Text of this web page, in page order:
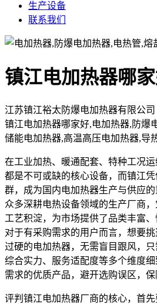
生产设备
联系我们
镇江电加热器哪
江苏镇江裕太防爆电加热器有限公司
镇江电加热器哪家好,电加热器,防爆
储能电加热器,高温高压电加热器,导
在工业加热、暖通配套、特种工况
都是不可或缺的核心设备，而镇江
群，成为国内电加热器生产与供应
众多深耕电热设备领域的生产厂商
工艺积淀，为市场提供了品类丰富、
对于有采购需求的用户而言，想要
过硬的电加热器，无需盲目跟风，
综合实力、服务适配度等多个维度
需求的优质产品，避开选购误区，保
评判镇江电加热器厂商的核心，首